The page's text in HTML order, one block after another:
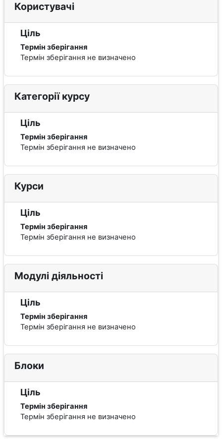
Користувачі
Ціль
Термін зберігання
Термін зберігання не визначено
Категорії курсу
Ціль
Термін зберігання
Термін зберігання не визначено
Курси
Ціль
Термін зберігання
Термін зберігання не визначено
Модулі діяльності
Ціль
Термін зберігання
Термін зберігання не визначено
Блоки
Ціль
Термін зберігання
Термін зберігання не визначено